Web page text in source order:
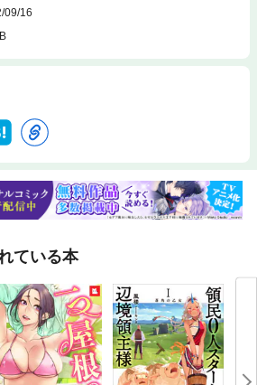
させていただく場合がございます
09/16
ている本